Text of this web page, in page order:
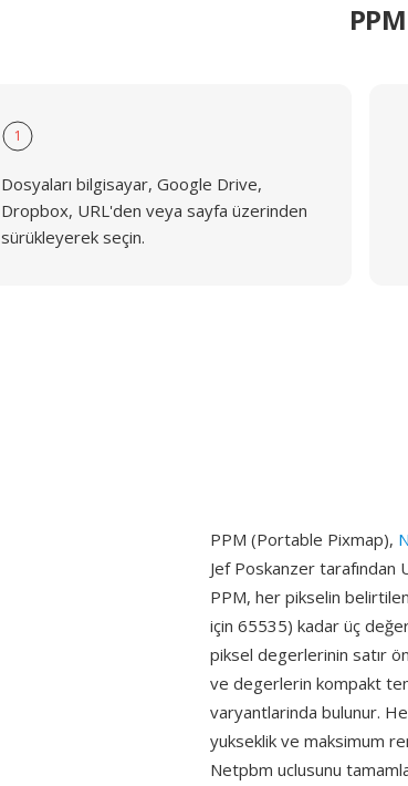
1
Dosyaları bilgisayar, Google Drive,
Dropbox, URL'den veya sayfa üzerinden
sürükleyerek seçin.
PPM (Portable Pixmap),
Jef Poskanzer
PPM, her pikselin
için 65535) kadar üç
piksel degerlerinin satır
ve degerlerin kompakt
varyantlarinda bulunur.
yukseklik ve maksimum
Netpbm uclusunu